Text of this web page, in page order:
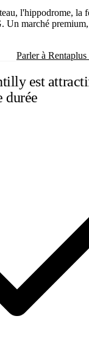
l'hippodrome, la
Un marché
Parler à
est
durée